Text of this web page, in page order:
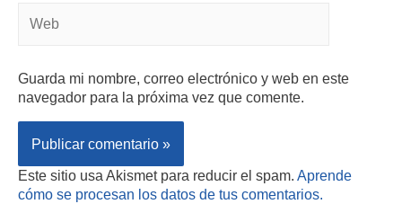
Guarda mi nombre, correo electrónico y web en este
navegador para la próxima vez que comente.
Este sitio usa Akismet para reducir el spam. Aprende
cómo se procesan los datos de tus comentarios.